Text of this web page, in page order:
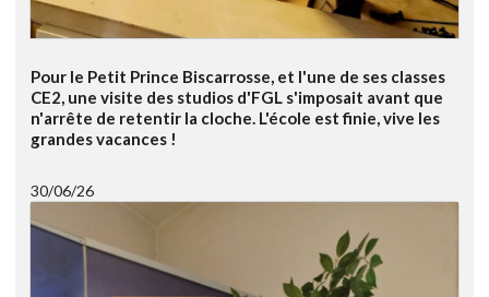
Pour le Petit Prince Biscarrosse, et l'une de ses classes
CE2, une visite des studios d'FGL s'imposait avant que
n'arrête de retentir la cloche. L'école est finie, vive les
grandes vacances !
30/06/26